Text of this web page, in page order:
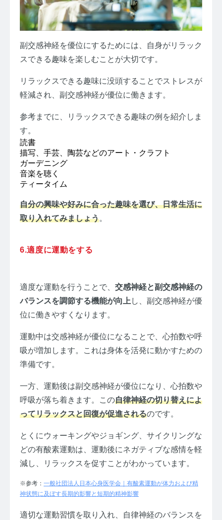
副交感神経を優位にするためには、自身がリラック
スできる趣味を楽しむことが大切です。
リラックスできる趣味に没頭することでストレスが
軽減され、副交感神経が優位に働きます。
参考までに、リラックスできる趣味の例を紹介しま
す。
読書
描写、手芸、陶芸などのアート・クラフト
ガーデニング
音楽を聴く
ティータイム
自分の興味や好みに合った趣味を選び、日常生活に
取り入れてみましょう。
6.適度に運動をする
適度な運動を行うことで、 交感神経と副交感神経の
バランスを調節する機能が向上 し、副交感神経が優
位に働きやすくなります。
運動中は交感神経が優位になることで、心拍数や呼
吸が増加します。これは身体を活発に動かすための
準備です。
一方、運動後は副交感神経が優位になり、心拍数や
呼吸が落ち着きます。この自律神経の切り替えによ
ってリラックスと回復が促進されるのです。
とくにウォーキングやジョギング、サイクリングな
どの有酸素運動は、運動後にネガティブな感情を軽
減し、リラックスを促すことがわかっています。
※参考： 一般社団法人日本心身医学会｜有酸素運動が体力および精
神状態に及ぼす長期的影響と短期的精神影響
適切な運動習慣を取り入れ、自律神経のバランスを